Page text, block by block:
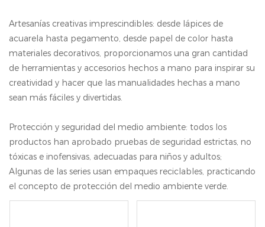
Artesanías creativas imprescindibles: desde lápices de
acuarela hasta pegamento, desde papel de color hasta
materiales decorativos, proporcionamos una gran cantidad
de herramientas y accesorios hechos a mano para inspirar su
creatividad y hacer que las manualidades hechas a mano
sean más fáciles y divertidas.
Protección y seguridad del medio ambiente: todos los
productos han aprobado pruebas de seguridad estrictas, no
tóxicas e inofensivas, adecuadas para niños y adultos;
Algunas de las series usan empaques reciclables, practicando
el concepto de protección del medio ambiente verde.